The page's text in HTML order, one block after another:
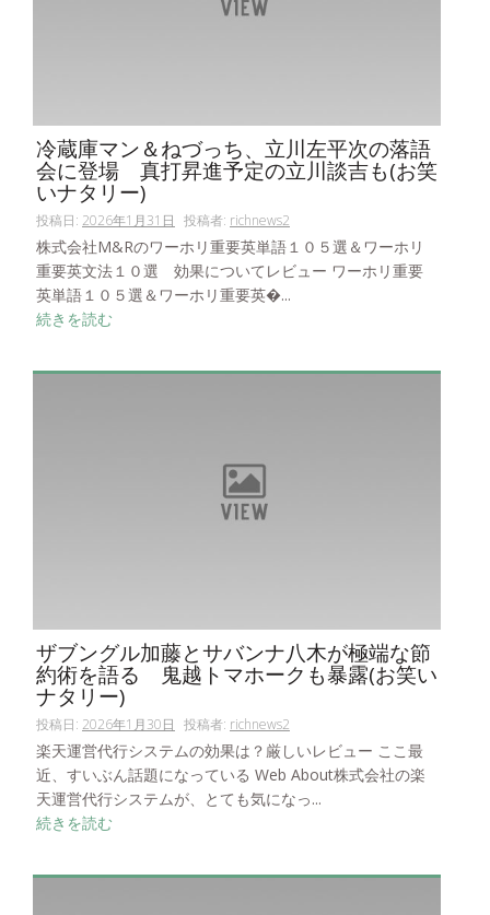
冷蔵庫マン＆ねづっち、立川左平次の落語
会に登場 真打昇進予定の立川談吉も(お笑
いナタリー)
投稿日: 2026年1月31日 投稿者: richnews2
株式会社M&Rのワーホリ重要英単語１０５選＆ワーホリ
重要英文法１０選 効果についてレビュー ワーホリ重要
英単語１０５選＆ワーホリ重要英�...
続きを読む
ザブングル加藤とサバンナ八木が極端な節
約術を語る 鬼越トマホークも暴露(お笑い
ナタリー)
投稿日: 2026年1月30日 投稿者: richnews2
楽天運営代行システムの効果は？厳しいレビュー ここ最
近、すいぶん話題になっている Web About株式会社の楽
天運営代行システムが、とても気になっ...
続きを読む